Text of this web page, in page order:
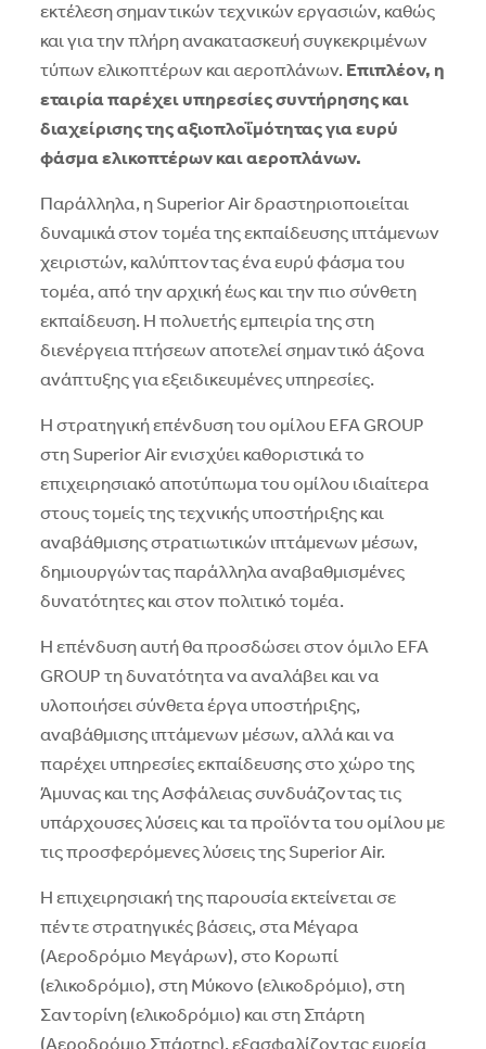
εκτέλεση σημαντικών τεχνικών εργασιών, καθώς
και για την πλήρη ανακατασκευή συγκεκριμένων
τύπων ελικοπτέρων και αεροπλάνων. Επιπλέον, η
εταιρία παρέχει υπηρεσίες συντήρησης και
διαχείρισης της αξιοπλοΐμότητας για ευρύ
φάσμα ελικοπτέρων και αεροπλάνων.
Παράλληλα, η Superior Air δραστηριοποιείται
δυναμικά στον τομέα της εκπαίδευσης ιπτάμενων
χειριστών, καλύπτοντας ένα ευρύ φάσμα του
τομέα, από την αρχική έως και την πιο σύνθετη
εκπαίδευση. Η πολυετής εμπειρία της στη
διενέργεια πτήσεων αποτελεί σημαντικό άξονα
ανάπτυξης για εξειδικευμένες υπηρεσίες.
Η στρατηγική επένδυση του ομίλου EFA GROUP
στη Superior Air ενισχύει καθοριστικά το
επιχειρησιακό αποτύπωμα του ομίλου ιδιαίτερα
στους τομείς της τεχνικής υποστήριξης και
αναβάθμισης στρατιωτικών ιπτάμενων μέσων,
δημιουργώντας παράλληλα αναβαθμισμένες
δυνατότητες και στον πολιτικό τομέα.
Η επένδυση αυτή θα προσδώσει στον όμιλο EFA
GROUP τη δυνατότητα να αναλάβει και να
υλοποιήσει σύνθετα έργα υποστήριξης,
αναβάθμισης ιπτάμενων μέσων, αλλά και να
παρέχει υπηρεσίες εκπαίδευσης στο χώρο της
Άμυνας και της Ασφάλειας συνδυάζοντας τις
υπάρχουσες λύσεις και τα προϊόντα του ομίλου με
τις προσφερόμενες λύσεις της Superior Air.
Η επιχειρησιακή της παρουσία εκτείνεται σε
πέντε στρατηγικές βάσεις, στα Μέγαρα
(Αεροδρόμιο Μεγάρων), στο Κορωπί
(ελικοδρόμιο), στη Μύκονο (ελικοδρόμιο), στη
Σαντορίνη (ελικοδρόμιο) και στη Σπάρτη
(Αεροδρόμιο Σπάρτης), εξασφαλίζοντας ευρεία